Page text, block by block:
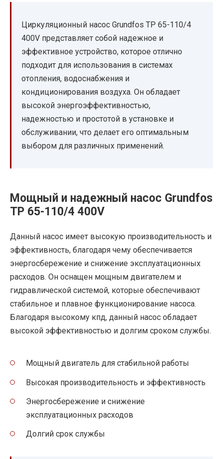
Циркуляционный насос Grundfos TP 65-110/4
400V представляет собой надежное и
эффективное устройство, которое отлично
подходит для использования в системах
отопления, водоснабжения и
кондиционирования воздуха. Он обладает
высокой энергоэффективностью,
надежностью и простотой в установке и
обслуживании, что делает его оптимальным
выбором для различных применений.
Мощный и надежный насос Grundfos
TP 65-110/4 400V
Данный насос имеет высокую производительность и
эффективность, благодаря чему обеспечивается
энергосбережение и снижение эксплуатационных
расходов. Он оснащен мощным двигателем и
гидравлической системой, которые обеспечивают
стабильное и плавное функционирование насоса.
Благодаря высокому кпд, данный насос обладает
высокой эффективностью и долгим сроком службы.
Мощный двигатель для стабильной работы
Высокая производительность и эффективность
Энергосбережение и снижение
эксплуатационных расходов
Долгий срок службы